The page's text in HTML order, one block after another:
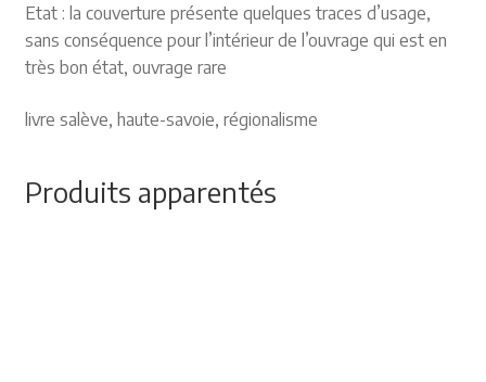
Etat : la couverture présente quelques traces d’usage,
sans conséquence pour l’intérieur de l’ouvrage qui est en
très bon état, ouvrage rare
livre salève, haute-savoie, régionalisme
Produits apparentés